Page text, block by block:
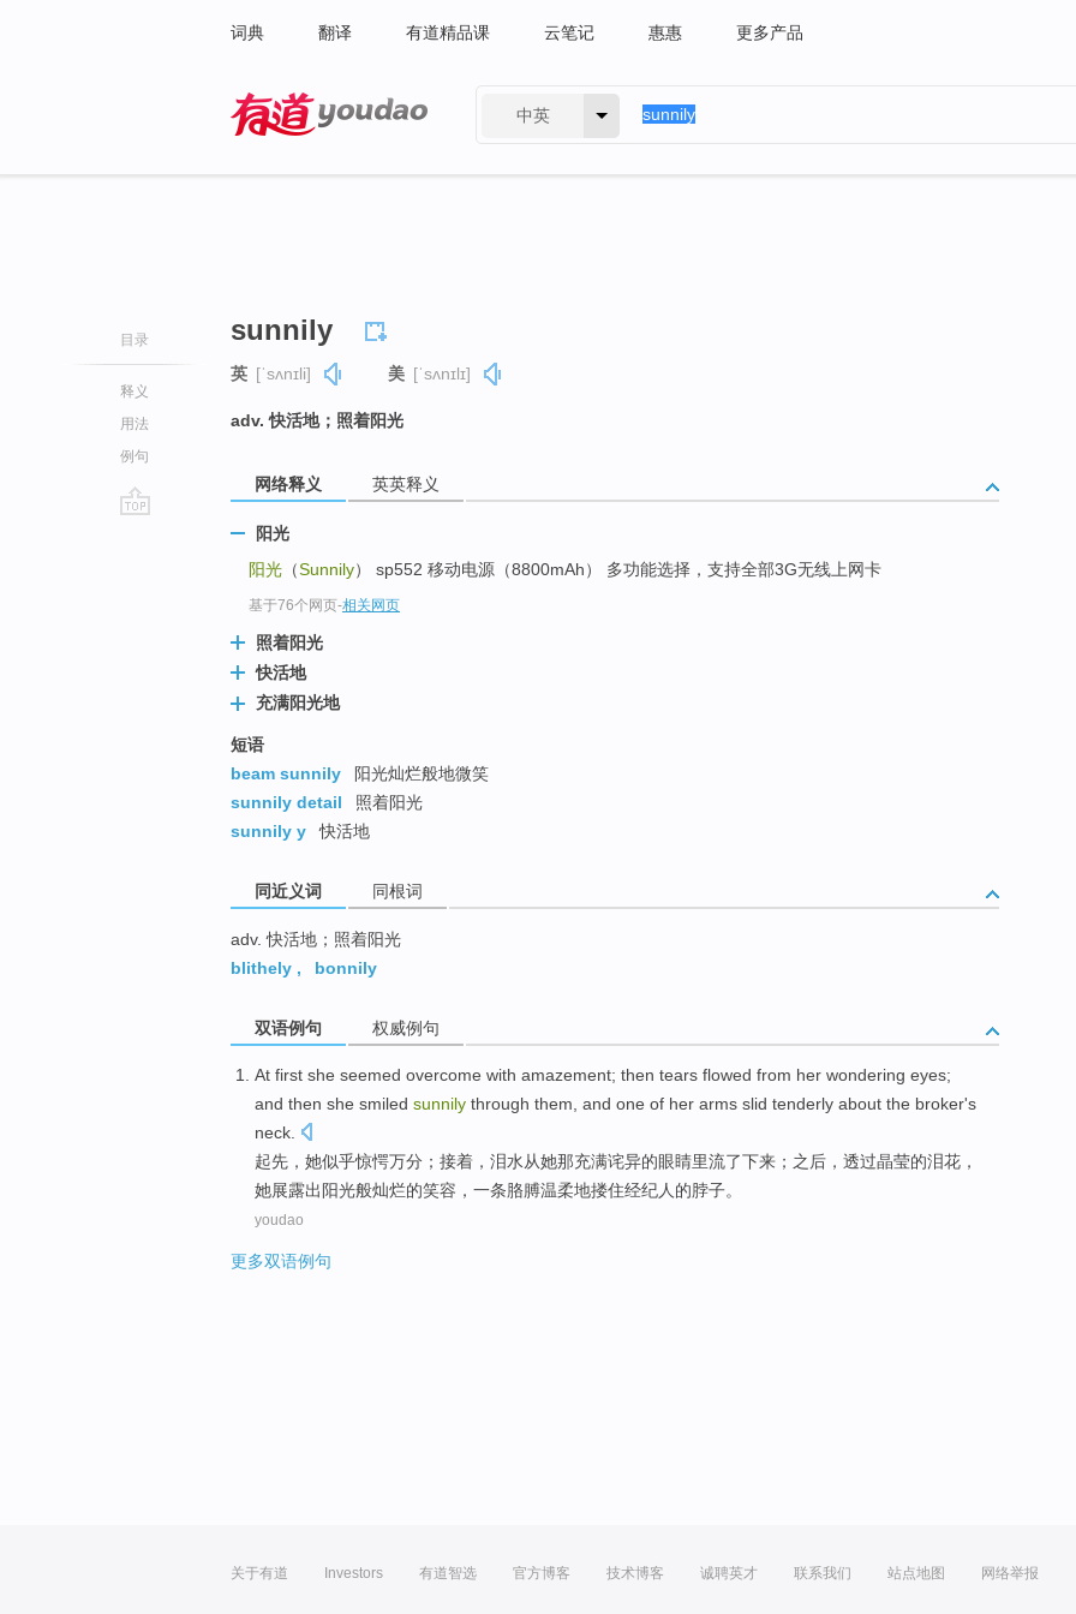
词典 翻译 有道精品课 云笔记 惠惠 更多产品
中英
目录
释义
用法
例句
sunnily
英 [ˈsʌnɪli] 美 [ˈsʌnɪlɪ]
adv. 快活地；照着阳光
网络释义 英英释义
阳光
阳光 （Sunnily） sp552 移动电源（8800mAh） 多功能选择，支持全部3G无线上网卡
基于76个网页-相关网页
照着阳光
快活地
充满阳光地
短语
beam sunnily
阳光灿烂般地微笑
sunnily detail
照着阳光
sunnily y
快活地
同近义词 同根词
adv. 快活地；照着阳光
blithely , bonnily
双语例句 权威例句
At first she seemed overcome with amazement; then tears flowed from her wondering eyes;
and then she smiled sunnily through them, and one of her arms slid tenderly about the broker's
neck.
起先 ， 她似乎惊愕万分；接着， 泪水从她那充满诧异的眼睛里流了下来； 之后 ， 透过晶莹的泪花，
她展露出阳光般灿烂的笑容， 一条胳膊温柔地搂住经纪人的脖子。
youdao
更多双语例句
关于有道 Investors 有道智选 官方博客 技术博客 诚聘英才 联系我们 站点地图 网络举报